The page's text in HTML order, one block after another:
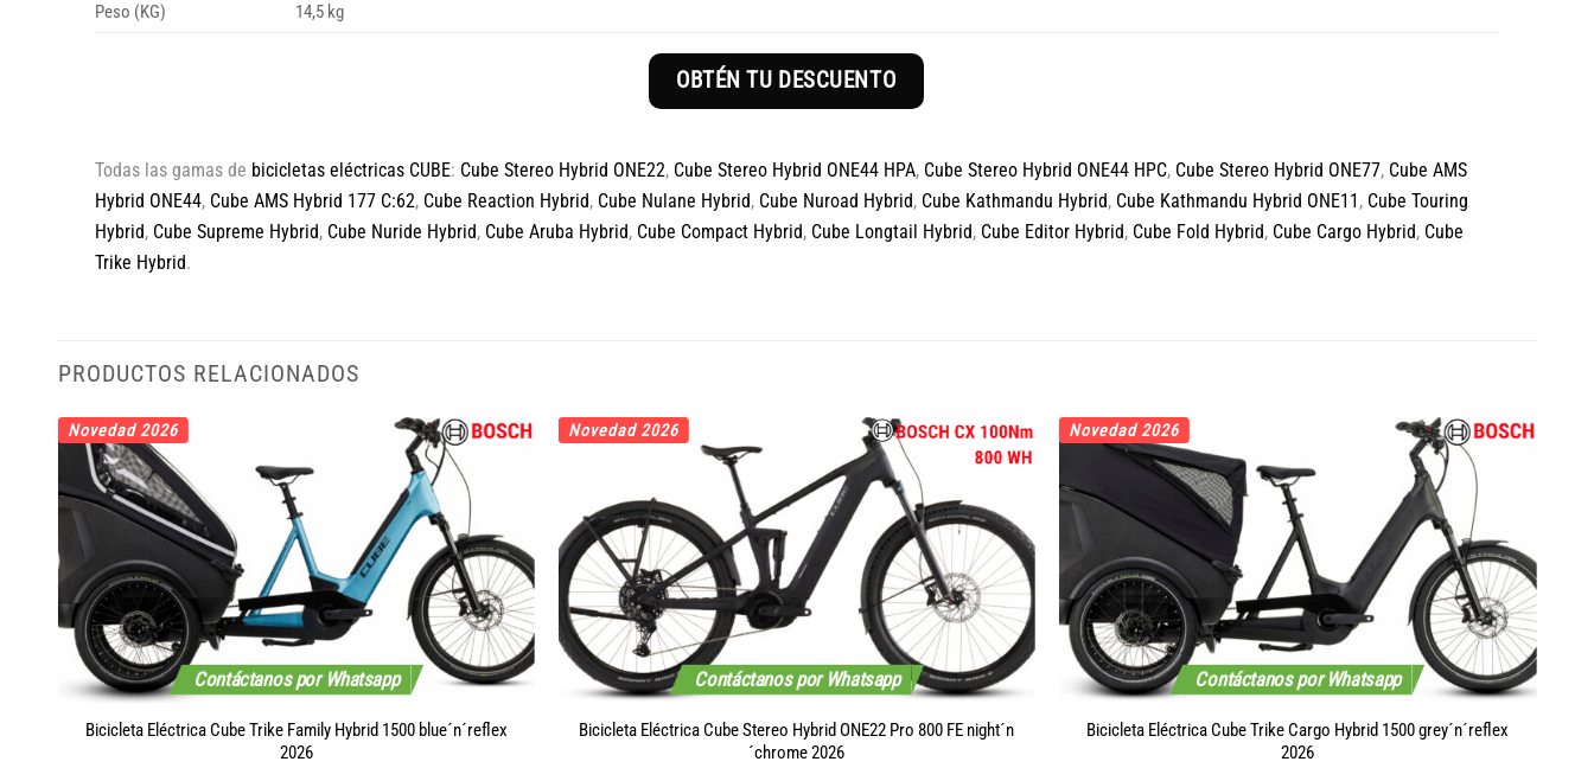
Peso (KG)
14,5 kg
OBTÉN TU DESCUENTO
Todas las gamas de bicicletas eléctricas CUBE: Cube Stereo Hybrid ONE22, Cube Stereo Hybrid ONE44 HPA, Cube Stereo Hybrid ONE44 HPC, Cube Stereo Hybrid ONE77, Cube AMS
Hybrid ONE44, Cube AMS Hybrid 177 C:62, Cube Reaction Hybrid, Cube Nulane Hybrid, Cube Nuroad Hybrid, Cube Kathmandu Hybrid, Cube Kathmandu Hybrid ONE11 , Cube Touring
Hybrid, Cube Supreme Hybrid, Cube Nuride Hybrid, Cube Aruba Hybrid, Cube Compact Hybrid, Cube Longtail Hybrid, Cube Editor Hybrid, Cube Fold Hybrid, Cube Cargo Hybrid, Cube
Trike Hybrid.
PRODUCTOS RELACIONADOS
Contáctanos por Whatsapp
Novedad 2026
Bicicleta Eléctrica Cube Trike Family Hybrid 1500 blue´n´reflex
2026
Contáctanos por Whatsapp
Novedad 2026
Bicicleta Eléctrica Cube Stereo Hybrid ONE22 Pro 800 FE night´n
´chrome 2026
Contáctanos por Whatsapp
Novedad 2026
Bicicleta Eléctrica Cube Trike Cargo Hybrid 1500 grey´n´reflex
2026